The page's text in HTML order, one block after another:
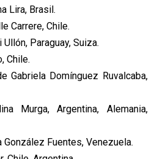
Lira, Brasil.
Carrere, Chile.
Paraguay, Suiza.
Chile.
Gabriela Domínguez Ruvalcaba,
Murga, Argentina, Alemania,
González Fuentes, Venezuela.